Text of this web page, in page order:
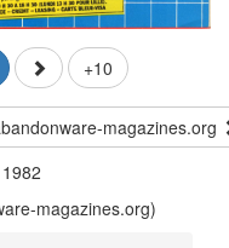
+10
magazines.org
magazines.org)